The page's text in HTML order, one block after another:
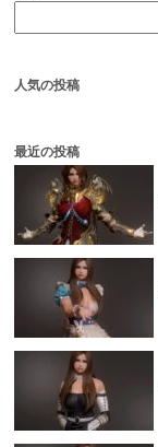
人気の投稿
最近の投稿